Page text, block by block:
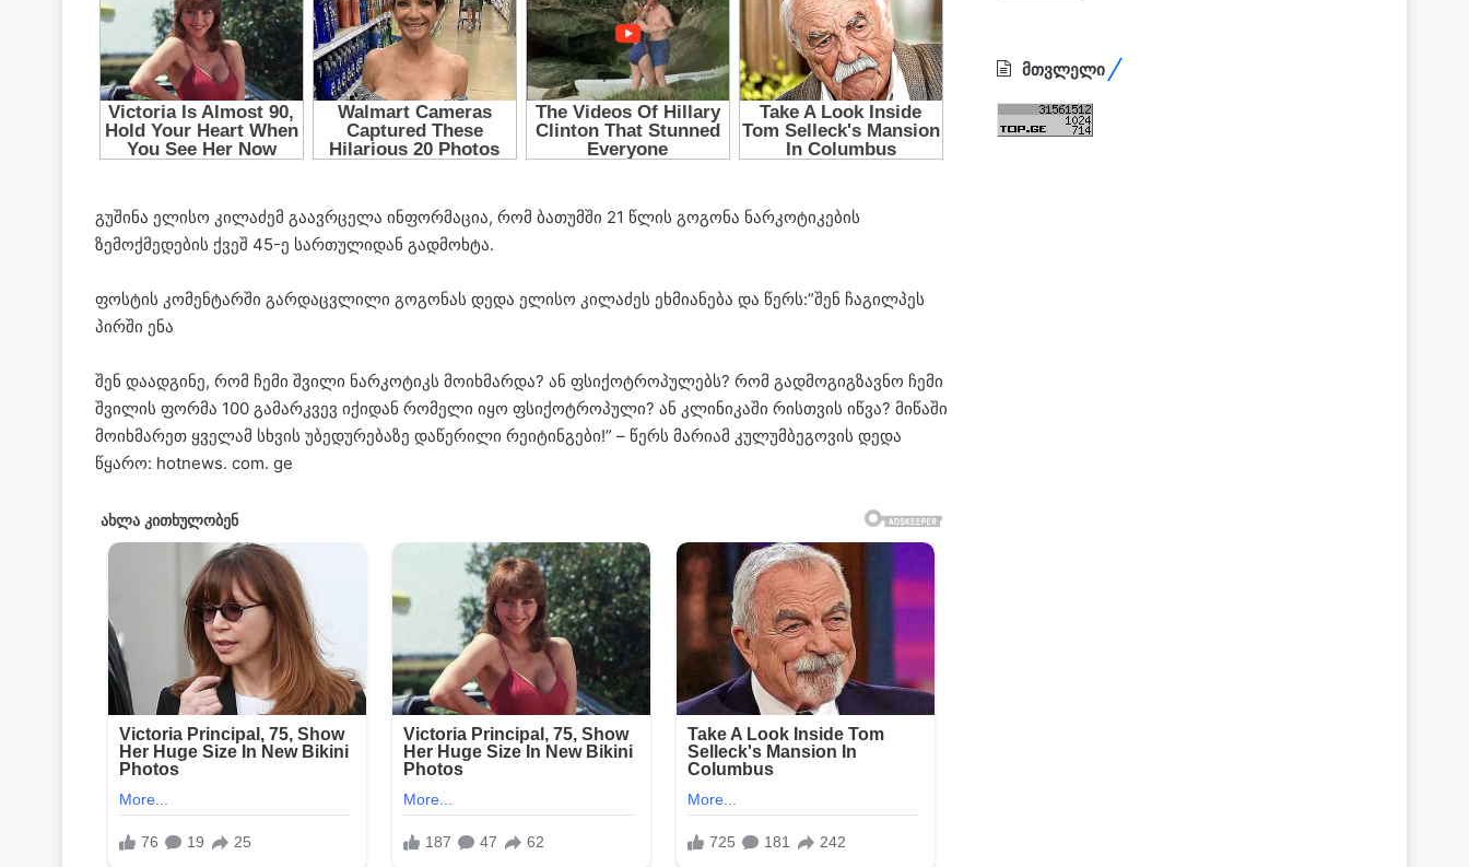
გუშინა ელისო კილაძემ გაავრცელა ინფორმაცია, რომ ბათუმში 21 წლის გოგონა ნარკოტიკების
ზემოქმედების ქვეშ 45-ე სართულიდან გადმოხტა.
ფოსტის კომენტარში გარდაცვლილი გოგონას დედა ელისო კილაძეს ეხმიანება და წერს:”შენ ჩაგილპეს
პირში ენა
შენ დაადგინე, რომ ჩემი შვილი ნარკოტიკს მოიხმარდა? ან ფსიქოტროპულებს? რომ გადმოგიგზავნო ჩემი
შვილის ფორმა 100 გამარკვევ იქიდან რომელი იყო ფსიქოტროპული? ან კლინიკაში რისთვის იწვა? მიწაში
მოიხმარეთ ყველამ სხვის უბედურებაზე დაწერილი რეიტინგები!” – წერს მარიამ კულუმბეგოვის დედა
წყარო: hotnews. com. ge
მთვლელი